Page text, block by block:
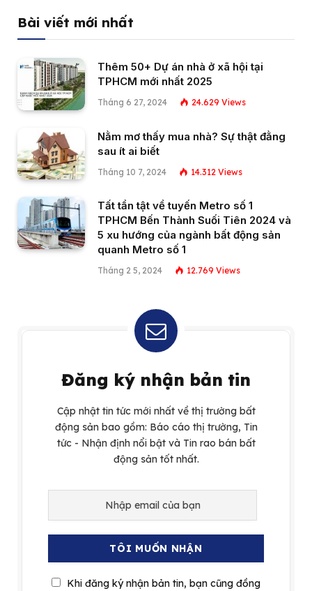
Bài viết mới nhất
Thêm 50+ Dự án nhà ở xã hội tại
TPHCM mới nhất 2025
Tháng 6 27, 2024 24.629 Views
Nằm mơ thấy mua nhà? Sự thật đằng
sau ít ai biết
Tháng 10 7, 2024 14.312 Views
Tất tần tật về tuyến Metro số 1
TPHCM Bến Thành Suối Tiên 2024 và
5 xu hướng của ngành bất động sản
quanh Metro số 1
Tháng 2 5, 2024 12.769 Views
Đăng ký nhận bản tin
Cập nhật tin tức mới nhất về thị trường bất
động sản bao gồm: Báo cáo thị trường, Tin
tức - Nhận định nổi bật và Tin rao bán bất
động sản tốt nhất.
Khi đăng ký nhận bản tin, bạn cũng đồng